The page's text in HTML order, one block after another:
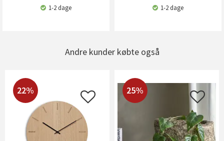
1-2 dage 1-2 dage
Andre kunder købte også
22% 25%